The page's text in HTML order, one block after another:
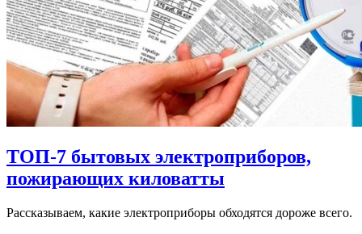
ТОП-7 бытовых электроприборов,
пожирающих киловатты
Рассказываем, какие электроприборы обходятся дороже всего.